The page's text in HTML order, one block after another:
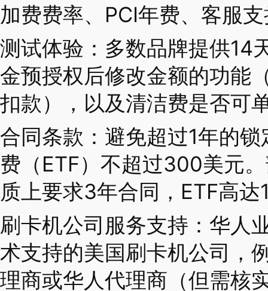
加费费率、PCI年费、客服
测试体验：多数品牌提供14
金预授权后修改金额的功能
扣款），以及清洁费是否可
合同条款：避免超过1年的
费（ETF）不超过300美元
质上要求3年合同，ETF高
刷卡机公司服务支持：华人
术支持的美国刷卡机公司，
理商或华人代理商（但需核